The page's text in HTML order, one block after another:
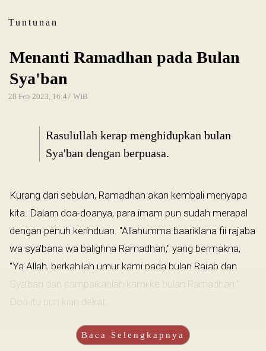
Tuntunan
Menanti Ramadhan pada Bulan
Sya'ban
28 Feb 2023, 16:47 WIB
Rasulullah kerap menghidupkan bulan
Sya'ban dengan berpuasa.
Kurang dari sebulan, Ramadhan akan kembali menyapa
kita. Dalam doa-doanya, para imam pun sudah merapal
dengan penuh kerinduan. "Allahumma baariklana fii rajaba
wa sya'bana wa balighna Ramadhan," yang bermakna,
"Ya Allah, berkahilah umur kami pada bulan Rajab dan
Sya'ban dan sampaikanlah kami ke bulan Ramadhan."
Doa itu pun kian dekat...
Baca Selengkapnya